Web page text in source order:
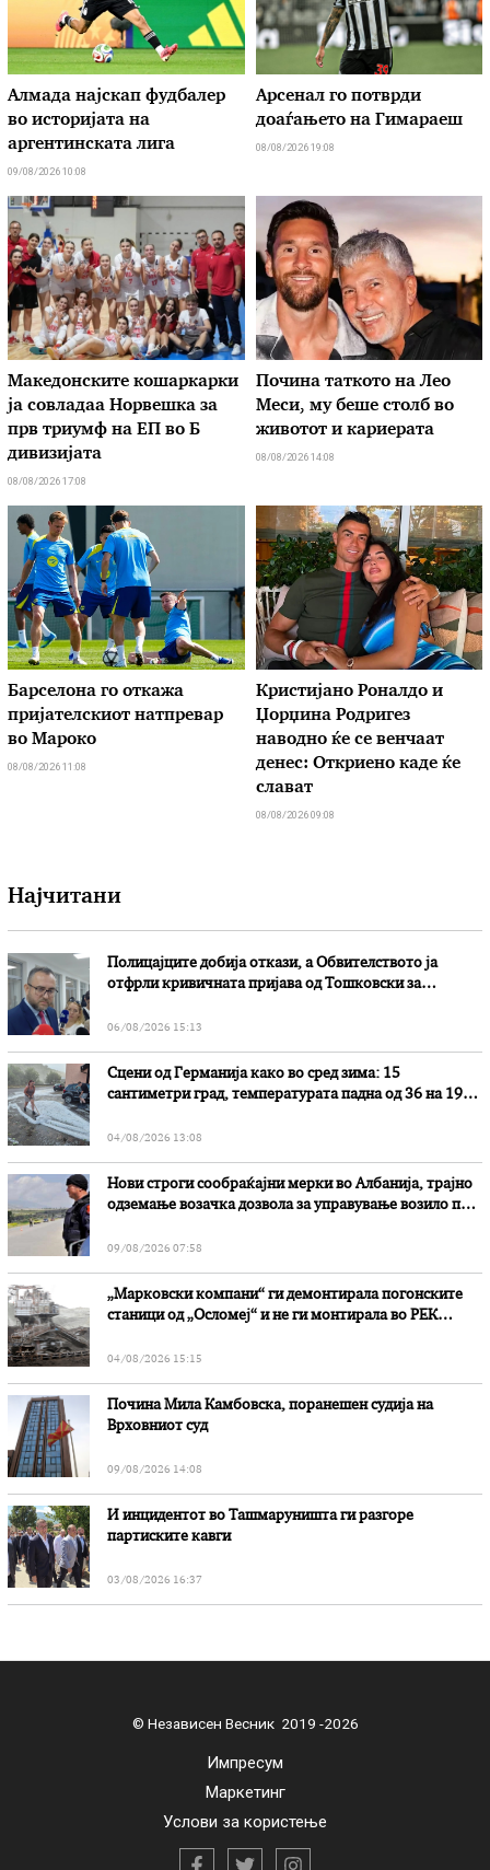
Алмада најскап фудбалер
во историјата на
аргентинската лига
09/08/2026 10:08
Арсенал го потврди
доаѓањето на Гимараеш
08/08/2026 19:08
Македонските кошаркарки
ја совладаа Норвешка за
прв триумф на ЕП во Б
дивизијата
08/08/2026 17:08
Почина таткото на Лео
Меси, му беше столб во
животот и кариерата
08/08/2026 14:08
Барселона го откажа
пријателскиот натпревар
во Мароко
08/08/2026 11:08
Кристијано Роналдо и
Џорџина Родригез
наводно ќе се венчаат
денес: Откриено каде ќе
слават
08/08/2026 09:08
Најчитани
Полицајците добија откази, а Обвителството ја
отфрли кривичната пријава од Тошковски за
06/08/2026 15:13
Сцени од Германија како во сред зима: 15
сантиметри град, температурата падна од 36 на 19
04/08/2026 13:08
Нови строги сообраќајни мерки во Aлбанија, трајно
одземање возачка дозвола за управување возило под
09/08/2026 07:58
„Марковски компани“ ги демонтирала погонските
станици од „Осломеј“ и не ги монтирала во РЕК
04/08/2026 15:15
Почина Мила Камбовска, поранешен судија на
Врховниот суд
09/08/2026 14:08
И инцидентот во Ташмаруништa ги разгоре
партиските кавги
03/08/2026 16:37
© Независен Весник 2019 -2026
Импресум
Маркетинг
Услови за користење